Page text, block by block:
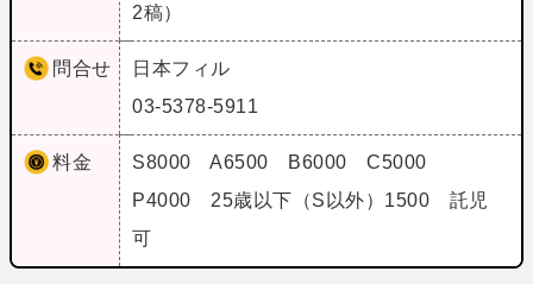
2稿）
問合せ
日本フィル
03-5378-5911
料金
S8000 A6500 B6000 C5000
P4000 25歳以下（S以外）1500 託児
可